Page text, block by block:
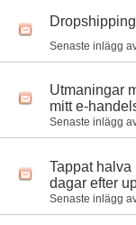
Senaste inlägg
Utmaningar
mitt e-
Senaste inlägg
Tappat halva
dagar efter
Senaste inlägg